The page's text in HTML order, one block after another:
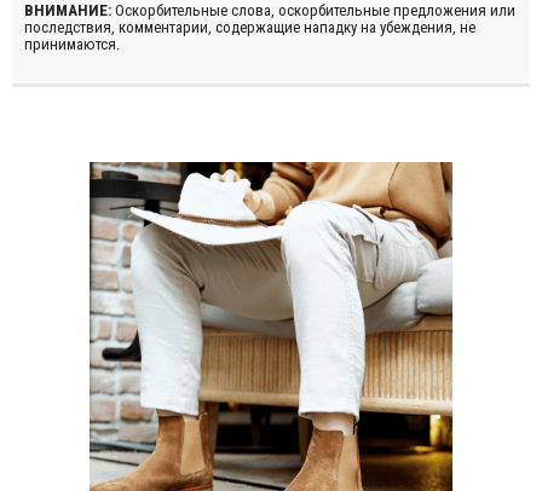
ВНИМАНИЕ: Оскорбительные слова, оскорбительные предложения или
последствия, комментарии, содержащие нападку на убеждения, не
принимаются.